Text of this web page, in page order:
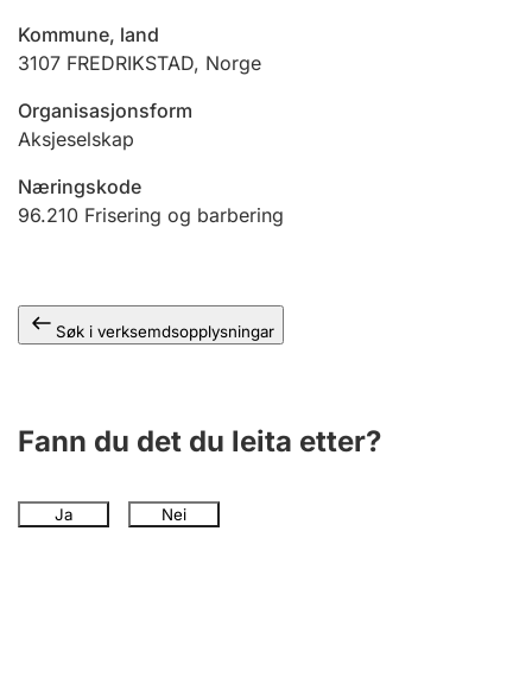
Ektepaktrettleiaren
Andre tema
Kommune, land
3107 FREDRIKSTAD, Norge
Organisasjonsform
Aksjeselskap
Næringskode
96.210 Frisering og barbering
Søk i verksemdsopplysningar
Fann du det du leita etter?
Ja Nei